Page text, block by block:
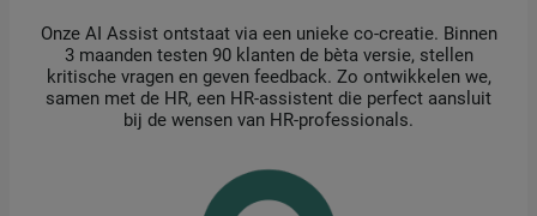
Onze AI Assist ontstaat via een unieke co-creatie. Binnen
3 maanden testen 90 klanten de bèta versie, stellen
kritische vragen en geven feedback. Zo ontwikkelen we,
samen met de HR, een HR-assistent die perfect aansluit
bij de wensen van HR-professionals.